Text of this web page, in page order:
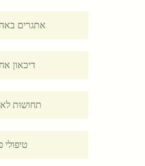
אתגרים
דיכאון
תחושות
טיפולי